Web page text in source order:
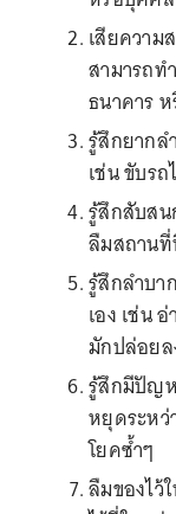
เสียความ
สามารถท
ธนาคาร
รู้สึกยากล
เช่น ขับร
รู้สึกสับสน
ลืมสถานที่
รู้สึกลำบา
เอง เช่น
มักปล่อย
รู้สึกมีปัญห
หยุดระหว่
โยคซ้ำๆ
ลืมของไว้